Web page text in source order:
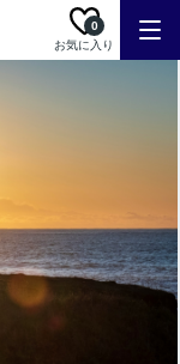
お気に入り
0